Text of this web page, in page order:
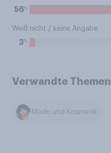
56%
Weiß nicht / keine Angabe
3%
Verwandte Themen
Mode und Kosmetik